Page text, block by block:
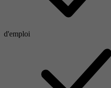
d'emploi